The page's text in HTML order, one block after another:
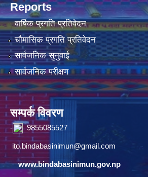
Reports
वार्षिक प्रगति प्रतिवेदन
चौमासिक प्रगति प्रतिवेदन
सार्वजनिक सुनुवाई
सार्वजनिक परीक्षण
सम्पर्क विवरण
- 9855085527
ito.bindabasinimun@gmail.com
www.bindabasinimun.gov.np